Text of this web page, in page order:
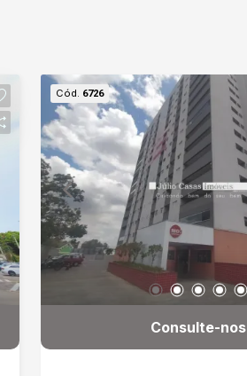
Cód. 6726
Consulte-nos